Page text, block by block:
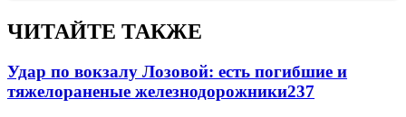
ЧИТАЙТЕ ТАКЖЕ
Удар по вокзалу Лозовой: есть погибшие и
тяжелораненые железнодорожники237